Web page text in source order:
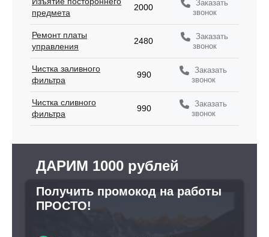
предмета
2000
Заказать
звонок
Ремонт платы
управления
2480
Заказать
звонок
Чистка заливного
фильтра
990
Заказать
звонок
Чистка сливного
фильтра
990
Заказать
звонок
ДАРИМ 1000 рублей
Получить промокод на работы
ПРОСТО!